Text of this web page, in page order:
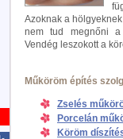
Azoknak a
nem tud megnőni a
Vendég leszokott a
Műköröm építés
Zselés
Porcelán
Köröm